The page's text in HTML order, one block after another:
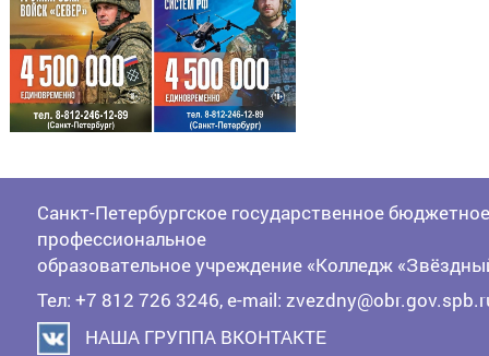
Санкт-Петербургское государственное
профессиональное
образовательное учреждение «Колледж
Тел: +7 812 726 3246, e-mail:
НАША ГРУППА ВКОНТАКТЕ